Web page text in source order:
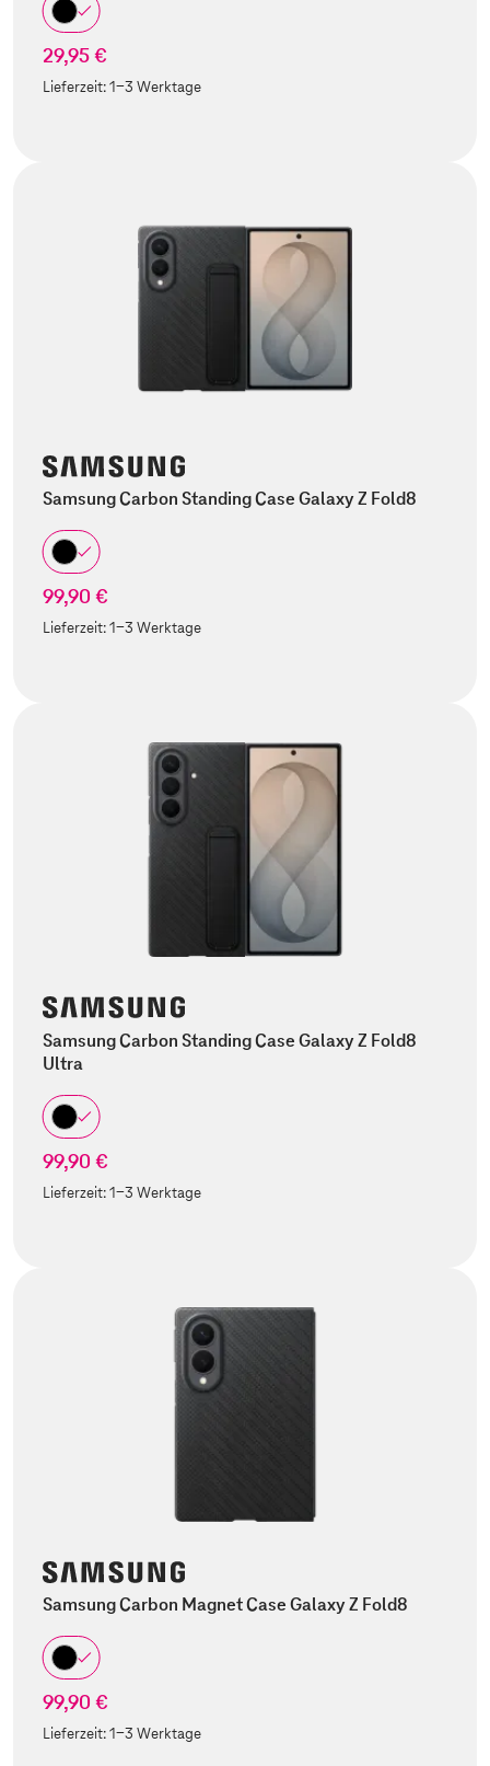
29,95 €
Lieferzeit:1-3 Werktage
Samsung Carbon Standing Case Galaxy Z Fold8
99,90 €
Lieferzeit:1-3 Werktage
Samsung Carbon Standing Case Galaxy Z Fold8
Ultra
99,90 €
Lieferzeit:1-3 Werktage
Samsung Carbon Magnet Case Galaxy Z Fold8
99,90 €
Lieferzeit:1-3 Werktage